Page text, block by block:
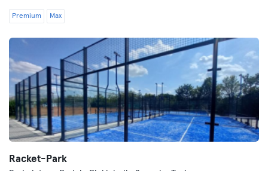
Premium Max
Racket-Park